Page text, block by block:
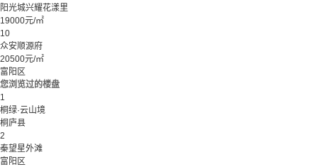
阳光城兴耀花漾里
19000元/㎡
10
众安顺源府
20500元/㎡
富阳区
您浏览过的楼盘
1
桐绿·云山境
桐庐县
2
秦望星外滩
富阳区